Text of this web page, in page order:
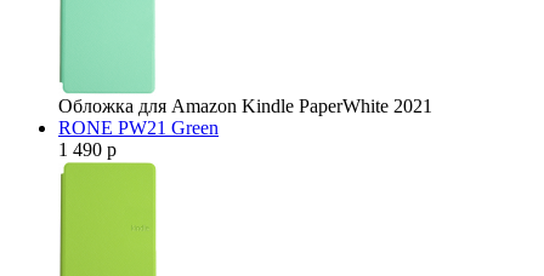
Обложка для Amazon Kindle PaperWhite 2021
RONE PW21 Green
1 490 р